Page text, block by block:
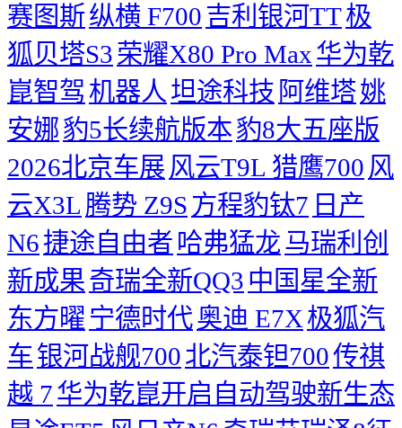
赛图斯纵横 F700吉利银河TT极
狐贝塔S3荣耀X80 Pro Max华为乾
崑智驾 机器人 坦途科技 阿维塔姚
安娜豹5长续航版本豹8大五座版
2026北京车展 风云T9L 猎鹰700 风
云X3L 腾势 Z9S 方程豹钛7 日产
N6捷途自由者 哈弗猛龙马瑞利创
新成果奇瑞全新QQ3 中国星全新
东方曜 宁德时代奥迪 E7X极狐汽
车银河战舰700北汽泰钽700传祺
越 7华为乾崑开启自动驾驶新生态